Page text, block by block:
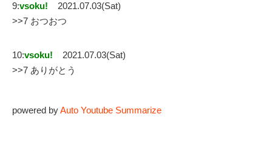
9:vsoku!
2021.07.03(Sat)
>>7 おつおつ
10:vsoku!
2021.07.03(Sat)
>>7 ありがとう
powered byAuto Youtube Summarize